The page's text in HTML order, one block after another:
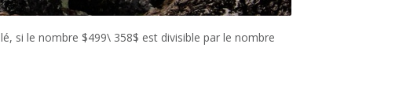
si le nombre $499\ 358$ est divisible par le nombre